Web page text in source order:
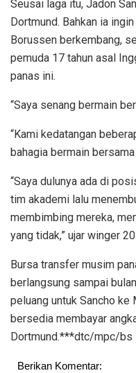
Seusai laga itu, Jadon
Dortmund. Bahkan ia
Borussen berkembang,
pemuda 17 tahun asal
panas ini.
“Saya senang bermain
“Kami kedatangan
bahagia bermain bersama
“Saya dulunya ada di
tim akademi lalu
membimbing mereka,
yang tidak,” ujar winger
Bursa transfer musim
berlangsung sampai
peluang untuk Sancho ke
bersedia membayar
Dortmund.***dtc/mpc/bs
Berikan Komentar: